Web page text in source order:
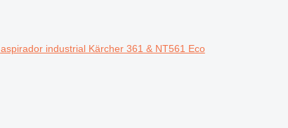
aspirador industrial Kärcher 361 & NT561 Eco